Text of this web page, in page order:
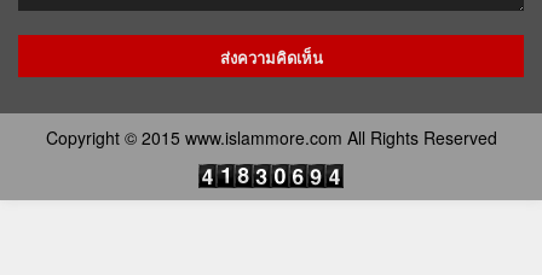
Copyright © 2015 www.islammore.com All Rights Reserved